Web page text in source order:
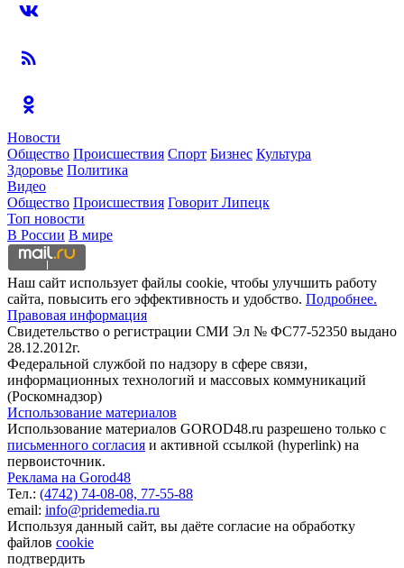
Новости
Общество Происшествия Спорт Бизнес Культура
Здоровье Политика
Видео
Общество Происшествия Говорит Липецк
Топ новости
В России В мире
Наш сайт использует файлы cookie, чтобы улучшить работу
сайта, повысить его эффективность и удобство. Подробнее.
Правовая информация
Свидетельство о регистрации СМИ Эл № ФС77-52350 выдано
28.12.2012г.
Федеральной службой по надзору в сфере связи,
информационных технологий и массовых коммуникаций
(Роскомнадзор)
Использование материалов
Использование материалов GOROD48.ru разрешено только с
письменного согласия и активной ссылкой (hyperlink) на
первоисточник.
Реклама на Gorod48
Тел.: (4742) 74-08-08, 77-55-88
email: info@pridemedia.ru
Используя данный сайт, вы даёте согласие на обработку
файлов cookie
подтвердить